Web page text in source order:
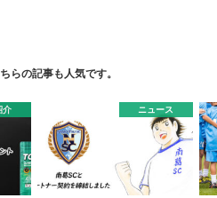
らの記事も人気です。
介 ニュース